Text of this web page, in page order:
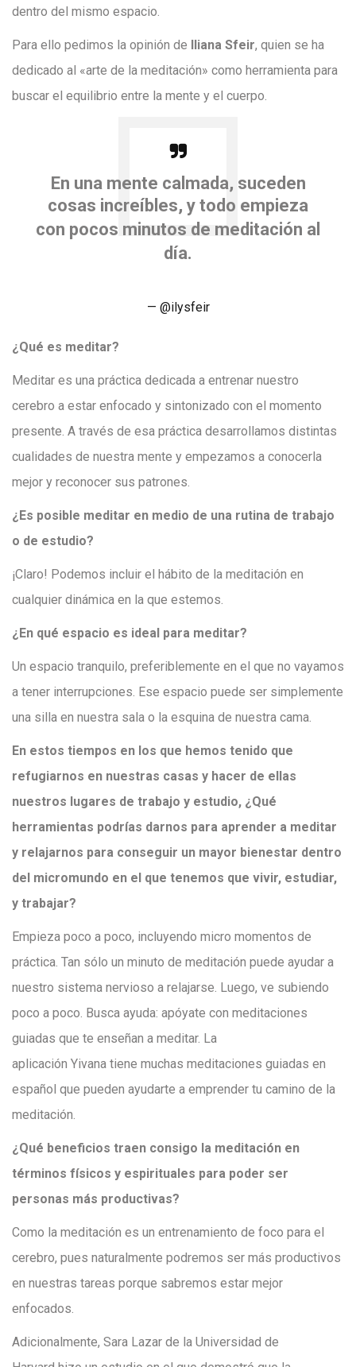
dentro del mismo espacio.
Para ello pedimos la opinión de Iliana Sfeir, quien se ha
dedicado al «arte de la meditación» como herramienta para
buscar el equilibrio entre la mente y el cuerpo.
En una mente calmada, suceden
cosas increíbles, y todo empieza
con pocos minutos de meditación al
día.
@ilysfeir
¿Qué es meditar?
Meditar es una práctica dedicada a entrenar nuestro
cerebro a estar enfocado y sintonizado con el momento
presente. A través de esa práctica desarrollamos distintas
cualidades de nuestra mente y empezamos a conocerla
mejor y reconocer sus patrones.
¿Es posible meditar en medio de una rutina de trabajo
o de estudio?
¡Claro! Podemos incluir el hábito de la meditación en
cualquier dinámica en la que estemos.
¿En qué espacio es ideal para meditar?
Un espacio tranquilo, preferiblemente en el que no vayamos
a tener interrupciones. Ese espacio puede ser simplemente
una silla en nuestra sala o la esquina de nuestra cama.
En estos tiempos en los que hemos tenido que
refugiarnos en nuestras casas y hacer de ellas
nuestros lugares de trabajo y estudio, ¿Qué
herramientas podrías darnos para aprender a meditar
y relajarnos para conseguir un mayor bienestar dentro
del micromundo en el que tenemos que vivir, estudiar,
y trabajar?
Empieza poco a poco, incluyendo micro momentos de
práctica. Tan sólo un minuto de meditación puede ayudar a
nuestro sistema nervioso a relajarse. Luego, ve subiendo
poco a poco. Busca ayuda: apóyate con meditaciones
guiadas que te enseñan a meditar. La
aplicación Yivana tiene muchas meditaciones guiadas en
español que pueden ayudarte a emprender tu camino de la
meditación.
¿Qué beneficios traen consigo la meditación en
términos físicos y espirituales para poder ser
personas más productivas?
Como la meditación es un entrenamiento de foco para el
cerebro, pues naturalmente podremos ser más productivos
en nuestras tareas porque sabremos estar mejor
enfocados.
Adicionalmente, Sara Lazar de la Universidad de